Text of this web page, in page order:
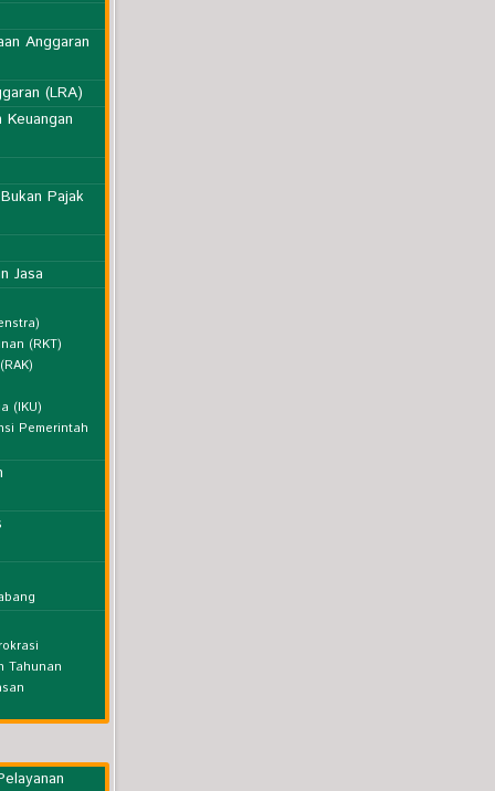
Anggaran
(LRA)
Pajak
Jasa
(RKT)
(IKU)
Pemerintah
Tahunan